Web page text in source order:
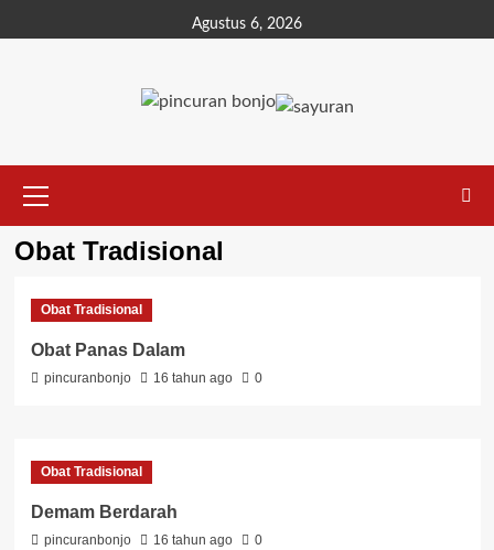
Agustus 6, 2026
Obat Tradisional
Obat Tradisional
Obat Panas Dalam
pincuranbonjo 16 tahun ago 0
Obat Tradisional
Demam Berdarah
pincuranbonjo 16 tahun ago 0